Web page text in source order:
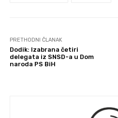
PRETHODNI ČLANAK
Dodik: Izabrana četiri
delegata iz SNSD-a u Dom
naroda PS BiH